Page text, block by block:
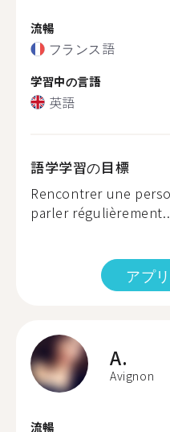
流暢
フランス語
学習中の言語
英語
語学学習の目標
Rencontrer une
parler
アプ
A.
Avignon
流暢